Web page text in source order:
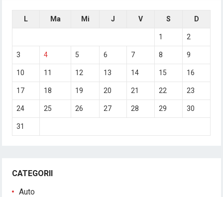
L Ma Mi J V S D
1 2
3 4 5 6 7 8 9
10 11 12 13 14 15 16
17 18 19 20 21 22 23
24 25 26 27 28 29 30
31
CATEGORII
Auto